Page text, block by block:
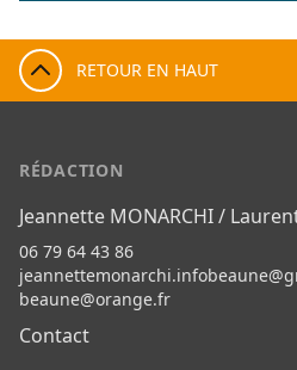
RETOUR EN HAUT
RÉDACTION
Jeannette MONARCHI /
06 79 64 43 86
beaune@orange.fr
Contact